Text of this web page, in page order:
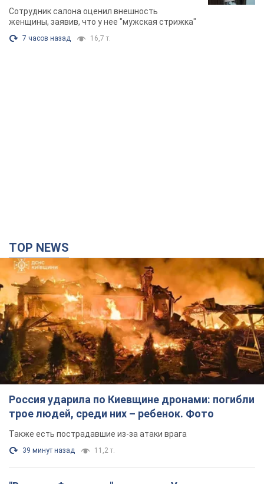
химиотерапии, разгорелся скандал.
Фото
Сотрудник салона оценил внешность
женщины, заявив, что у нее "мужская стрижка"
7 часов назад 16,7 т.
TOP NEWS
Россия ударила по Киевщине дронами: погибли
трое людей, среди них – ребенок. Фото
Также есть пострадавшие из-за атаки врага
39 минут назад 11,2 т.